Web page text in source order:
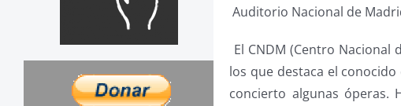
Auditorio Nacional de
El CNDM (Centro
los que destaca el
concierto algunas óperas.